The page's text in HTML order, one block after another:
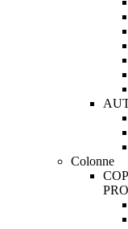
Colonne